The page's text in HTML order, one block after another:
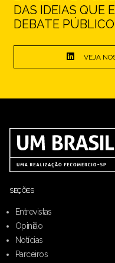
DAS IDEIAS QUE
DEBATE
VEJA
SEÇÕES
Entrevistas
Opinião
Notícias
Parceiros